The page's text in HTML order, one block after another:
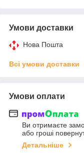
Умови доставки
Нова Пошта
Всі умови доставки
Умови оплати
Ви отримаєте
або гроші
Детальніше